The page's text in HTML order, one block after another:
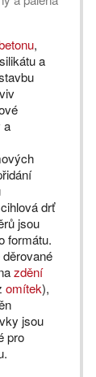
,
a
a
drť
jsou
formátu.
zdění
omítek),
jsou
pro